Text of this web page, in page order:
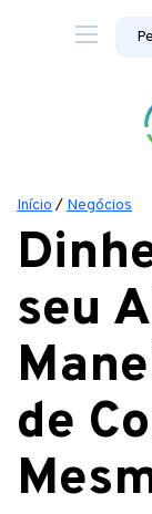
Início / Negócios
seu
de